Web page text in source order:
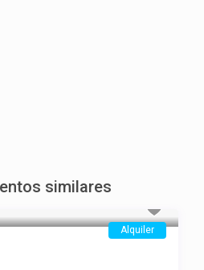
similares
Alquiler